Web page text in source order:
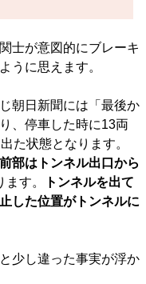
士が意図的にブレーキ
うに思えます。
朝日新聞には「最後か
、停車した時に13両
た状態となります。
部はトンネル出口から
す。
トンネルを出て
した位置がトンネルに
少し違った事実が浮か